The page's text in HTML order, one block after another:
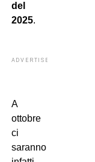
del
2025.
ADVERTISEMENT
A
ottobre
ci
saranno